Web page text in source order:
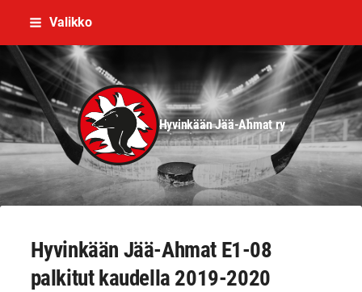
Siirry
sisältöön
Valikko
Hyvinkään Jää-Ahmat ry
Hyvinkään Jää-Ahmat E1-08
palkitut kaudella 2019-2020